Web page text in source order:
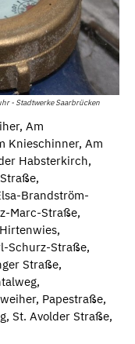
- Stadtwerke Saarbrücken
Am
Knieschinner, Am
Habsterkirch,
Brandström-
Marc-Straße,
Schurz-Straße,
Straße,
Papestraße,
St. Avolder Straße,